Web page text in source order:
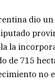
dio
la
de 715
no